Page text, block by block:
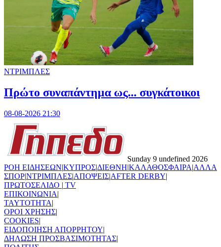
ΝΤΡΙΜΠΛΕΣ
Πρώτο συναπάντημα ως... συγκάτοικοι
08-08-2026 21:30
Sunday 9 undefined 2026
ΡΟΗ ΕΙΔΗΣΕΩΝ|ΚΥΠΡΟΣ|ΔΙΕΘΝΗ|ΚΑΛΑΘΟΣΦΑΙΡΑ|ΑΛΛΑ
ΣΠΟΡ|ΝΤΡΙΜΠΛΕΣ|ΑΠΟΨΕΙΣ|AFTER DERBY|
ΠΡΩΤΟΣΕΛΙΔΟ | TV
ΕΠΙΚΟΙΝΩΝΙΑ|
TAYTOTHTA|
ΟΡΟΙ ΧΡΗΣΗΣ|
COOKIES|
ΕΙΔΟΠΟΙΗΣΗ ΑΠΟΡΡΗΤΟΥ|
ΔΗΛΩΣΗ ΠΡΟΣΒΑΣΙΜΟΤΗΤΑΣ|